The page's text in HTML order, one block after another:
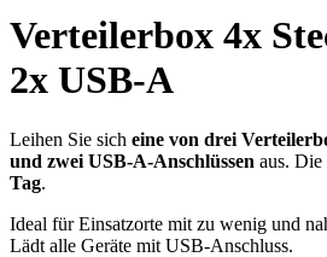
Verteilerbox 4x
2x USB-A
Leihen Sie sich eine von drei
und zwei USB-A-Anschlüssen aus. Die
Tag.
Ideal für Einsatzorte mit zu wenig und
Lädt alle Geräte mit USB-Anschluss.